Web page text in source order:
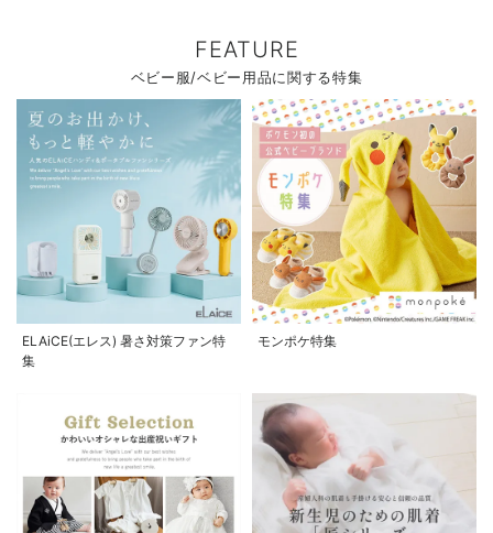
FEATURE
ベビー服/ベビー用品に関する特集
ELAiCE(エレス) 暑さ対策ファン特
集
モンポケ特集